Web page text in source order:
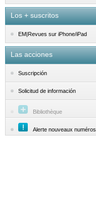
Los + suscritos
EM|Revues sur iPhone/iPad
Las acciones
Suscripción
Solicitud de información
Bibliothèque
Alerte nouveaux numéros